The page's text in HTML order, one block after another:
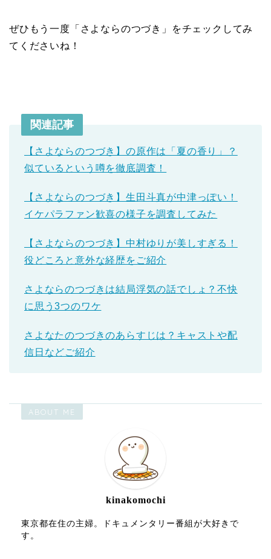
ぜひもう一度「さよならのつづき」をチェックしてみ
てくださいね！
関連記事
【さよならのつづき】の原作は「夏の香り」？
似ているという噂を徹底調査！
【さよならのつづき】生田斗真が中津っぽい！
イケパラファン歓喜の様子を調査してみた
【さよならのつづき】中村ゆりが美しすぎる！
役どころと意外な経歴をご紹介
さよならのつづきは結局浮気の話でしょ？不快
に思う3つのワケ
さよなたのつづきのあらすじは？キャストや配
信日などご紹介
ABOUT ME
kinakomochi
東京都在住の主婦。ドキュメンタリー番組が大好きで
す。